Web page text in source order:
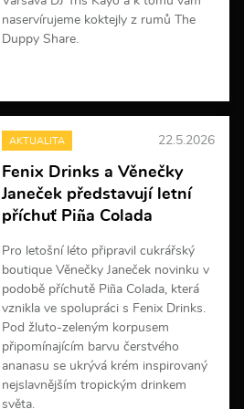
naservírujeme koktejly z rumů The
Duppy Share.
e
i
f
o
r
c
í
AKTUALITA 22.5.2026
Fenix Drinks a Věnečky
Janeček představují letní
příchuť Piña Colada
Pro letošní léto připravil cukrářský
boutique Věnečky Janeček novinku v
podobě příchutě Piña Colada, která
vznikla ve spolupráci s Fenix Drinks.
Pod žluto-zeleným korpusem
připomínajícím barvu čerstvého
ananasu se ukrývá krém inspirovaný
nejslavnějším tropickým drinkem
světa.